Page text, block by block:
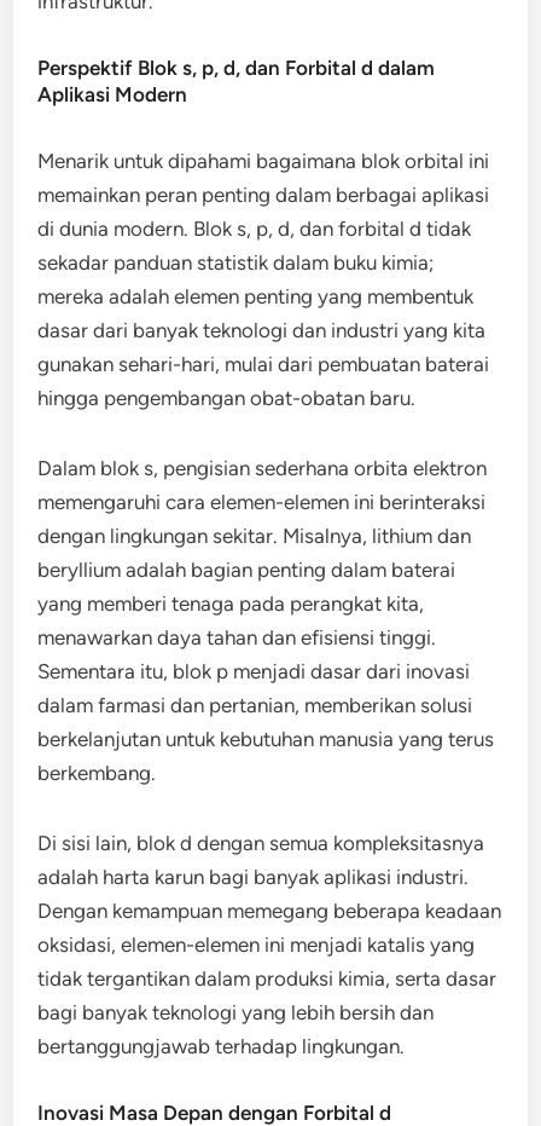
Perspektif Blok s, p, d, dan Forbital d dalam
Aplikasi Modern
Menarik untuk dipahami bagaimana blok orbital ini
memainkan peran penting dalam berbagai aplikasi
di dunia modern. Blok s, p, d, dan forbital d tidak
sekadar panduan statistik dalam buku kimia;
mereka adalah elemen penting yang membentuk
dasar dari banyak teknologi dan industri yang kita
gunakan sehari-hari, mulai dari pembuatan baterai
hingga pengembangan obat-obatan baru.
Dalam blok s, pengisian sederhana orbita elektron
memengaruhi cara elemen-elemen ini berinteraksi
dengan lingkungan sekitar. Misalnya, lithium dan
beryllium adalah bagian penting dalam baterai
yang memberi tenaga pada perangkat kita,
menawarkan daya tahan dan efisiensi tinggi.
Sementara itu, blok p menjadi dasar dari inovasi
dalam farmasi dan pertanian, memberikan solusi
berkelanjutan untuk kebutuhan manusia yang terus
berkembang.
Di sisi lain, blok d dengan semua kompleksitasnya
adalah harta karun bagi banyak aplikasi industri.
Dengan kemampuan memegang beberapa keadaan
oksidasi, elemen-elemen ini menjadi katalis yang
tidak tergantikan dalam produksi kimia, serta dasar
bagi banyak teknologi yang lebih bersih dan
bertanggungjawab terhadap lingkungan.
Inovasi Masa Depan dengan Forbital d